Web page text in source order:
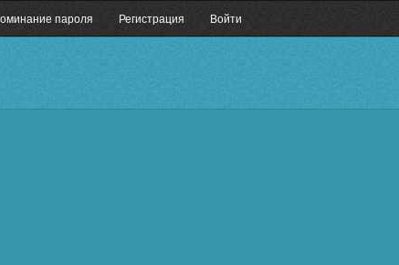
пароля Регистрация Войти